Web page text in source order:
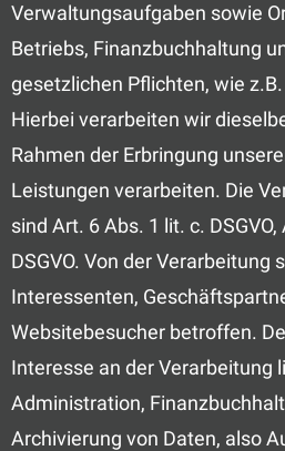
Verwaltungsaufgaben sowie
Betriebs, Finanzbuchhaltung
gesetzlichen Pflichten, wie
Hierbei verarbeiten wir
Rahmen der Erbringung
Leistungen verarbeiten. Die
sind Art. 6 Abs. 1 lit. c.
DSGVO. Von der Verarbeitung
Interessenten,
Websitebesucher betroffen.
Interesse an der Verarbeitung
Administration,
Archivierung von Daten, also